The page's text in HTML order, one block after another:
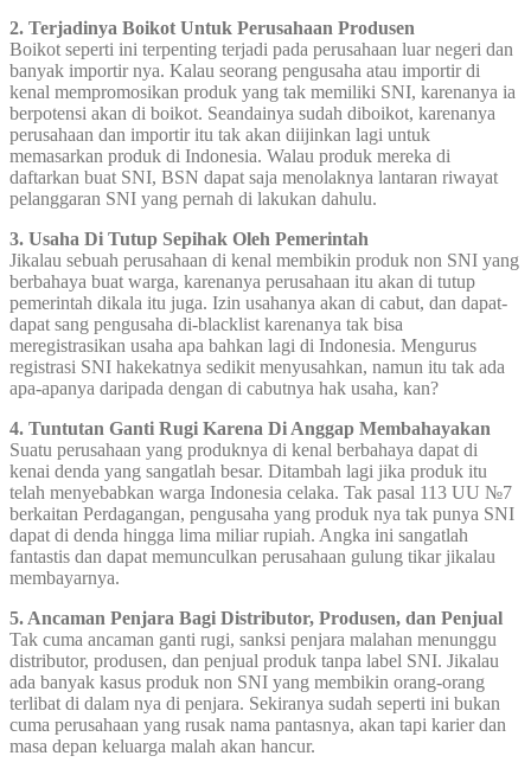
2. Terjadinya Boikot Untuk Perusahaan Produsen
Boikot seperti ini terpenting terjadi pada perusahaan luar negeri dan
banyak importir nya. Kalau seorang pengusaha atau importir di
kenal mempromosikan produk yang tak memiliki SNI, karenanya ia
berpotensi akan di boikot. Seandainya sudah diboikot, karenanya
perusahaan dan importir itu tak akan diijinkan lagi untuk
memasarkan produk di Indonesia. Walau produk mereka di
daftarkan buat SNI, BSN dapat saja menolaknya lantaran riwayat
pelanggaran SNI yang pernah di lakukan dahulu.
3. Usaha Di Tutup Sepihak Oleh Pemerintah
Jikalau sebuah perusahaan di kenal membikin produk non SNI yang
berbahaya buat warga, karenanya perusahaan itu akan di tutup
pemerintah dikala itu juga. Izin usahanya akan di cabut, dan dapat-
dapat sang pengusaha di-blacklist karenanya tak bisa
meregistrasikan usaha apa bahkan lagi di Indonesia. Mengurus
registrasi SNI hakekatnya sedikit menyusahkan, namun itu tak ada
apa-apanya daripada dengan di cabutnya hak usaha, kan?
4. Tuntutan Ganti Rugi Karena Di Anggap Membahayakan
Suatu perusahaan yang produknya di kenal berbahaya dapat di
kenai denda yang sangatlah besar. Ditambah lagi jika produk itu
telah menyebabkan warga Indonesia celaka. Tak pasal 113 UU №7
berkaitan Perdagangan, pengusaha yang produk nya tak punya SNI
dapat di denda hingga lima miliar rupiah. Angka ini sangatlah
fantastis dan dapat memunculkan perusahaan gulung tikar jikalau
membayarnya.
5. Ancaman Penjara Bagi Distributor, Produsen, dan Penjual
Tak cuma ancaman ganti rugi, sanksi penjara malahan menunggu
distributor, produsen, dan penjual produk tanpa label SNI. Jikalau
ada banyak kasus produk non SNI yang membikin orang-orang
terlibat di dalam nya di penjara. Sekiranya sudah seperti ini bukan
cuma perusahaan yang rusak nama pantasnya, akan tapi karier dan
masa depan keluarga malah akan hancur.